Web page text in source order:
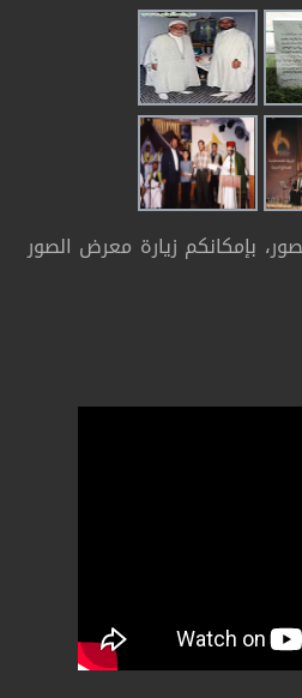
بإمكانكم زيارة معرض الصور